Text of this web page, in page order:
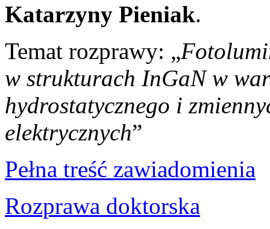
Katarzyny Pieniak.
Temat rozprawy: „
w strukturach InGaN w
hydrostatycznego i
elektrycznych”
Pełna treść zawiadomienia
Rozprawa doktorska